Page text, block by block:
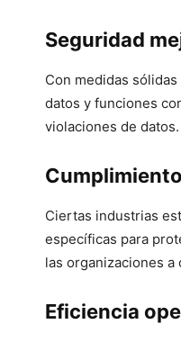
Seguridad
Con medidas
datos y funciones
violaciones de datos.
Ciertas industrias
específicas para
las organizaciones
Eficiencia⁣